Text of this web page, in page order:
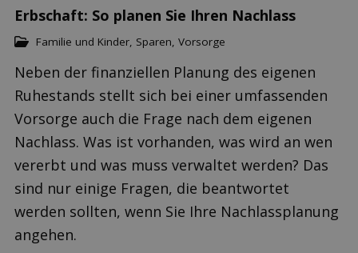
Erbschaft: So planen Sie Ihren Nachlass
Familie und Kinder, Sparen, Vorsorge
Neben der finanziellen Planung des eigenen
Ruhestands stellt sich bei einer umfassenden
Vorsorge auch die Frage nach dem eigenen
Nachlass. Was ist vorhanden, was wird an wen
vererbt und was muss verwaltet werden? Das
sind nur einige Fragen, die beantwortet
werden sollten, wenn Sie Ihre Nachlassplanung
angehen.